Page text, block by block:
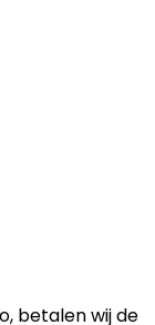
betalen wij de